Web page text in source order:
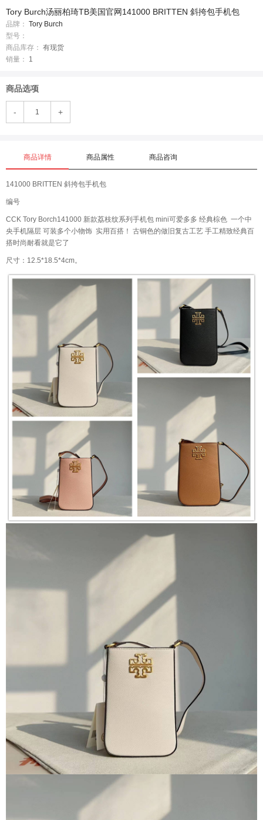
Tory Burch汤丽柏琦TB美国官网141000 BRITTEN 斜挎包手机包
品牌： Tory Burch
型号：
商品库存： 有现货
销量：
1
商品选项
- +
商品详情 商品属性 商品咨询
141000 BRITTEN 斜挎包手机包
编号
CCK Tory Borch141000 新款荔枝纹系列手机包 mini可爱多多 经典棕色 一个中
央手机隔层 可装多个小物饰 实用百搭！ 古铜色的做旧复古工艺 手工精致经典百
搭时尚耐看就是它了
尺寸：12.5*18.5*4cm。